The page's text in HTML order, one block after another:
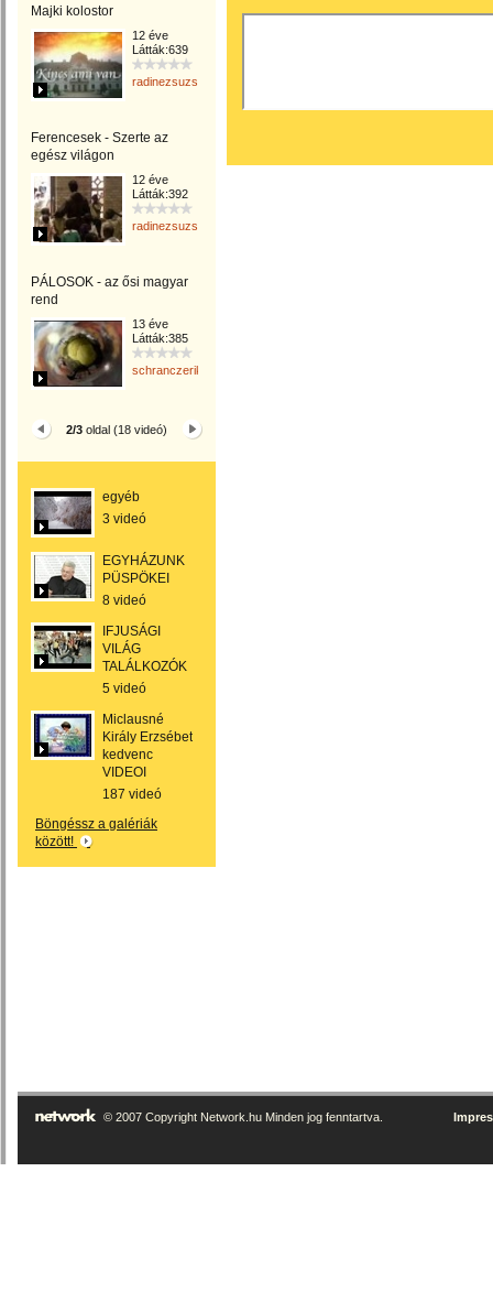
Majki kolostor
12 éve
Látták:639
radinezsuzsa
Ferencesek - Szerte az
egész világon
12 éve
Látták:392
radinezsuzsa
PÁLOSOK - az ősi magyar
rend
13 éve
Látták:385
schranczerika
2/3 oldal (18 videó)
egyéb
3 videó
EGYHÁZUNK
PÜSPÖKEI
8 videó
IFJUSÁGI
VILÁG
TALÁLKOZÓK
5 videó
Miclausné
Király Erzsébet
kedvenc
VIDEOI
187 videó
Böngéssz a galériák
között!
© 2007 Copyright Network.hu Minden jog fenntartva.